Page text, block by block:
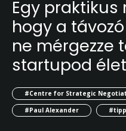
Egy praktikus
hogy a
ne mérgezze
startupod
#Centre for Strategic
#Paul Alexander